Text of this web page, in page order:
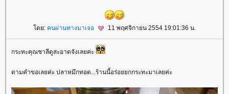
ดย: คนผ่านทางมาเจอ 11 พฤศจิกายน 2554 19:01:36 น.
กระทะคุณชาลีดูสะอาดจังเลยค่ะ
ตามคำขอเลยค่ะ ปลาหมึกทอด...ร้านนี้อร่อยยกกระทะมาเลยค่ะ